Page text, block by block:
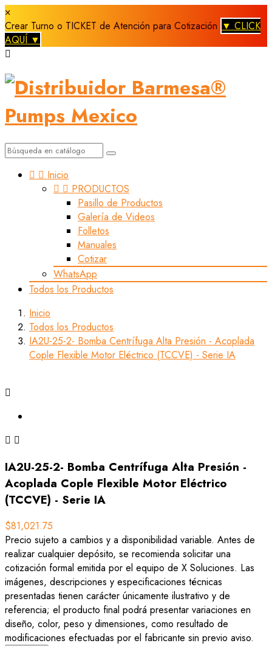
×
Crear Turno o TICKET de Atención para Cotización ▼ CLICK
AQUÍ ▼

  Inicio
  PRODUCTOS
Pasillo de Productos
Galería de Videos
Folletos
Manuales
Cotizar
WhatsApp
Todos los Productos
Inicio
Todos los Productos
IA2U-25-2- Bomba Centrífuga Alta Presión - Acoplada
Cople Flexible Motor Eléctrico (TCCVE) - Serie IA

 
IA2U-25-2- Bomba Centrífuga Alta Presión -
Acoplada Cople Flexible Motor Eléctrico
(TCCVE) - Serie IA
$81,021.75
Precio sujeto a cambios y a disponibilidad variable. Antes de
realizar cualquier depósito, se recomienda solicitar una
cotización formal emitida por el equipo de X Soluciones. Las
imágenes, descripciones y especificaciones técnicas
presentadas tienen carácter únicamente ilustrativo y de
referencia; el producto final podrá presentar variaciones en
diseño, color, peso y dimensiones, como resultado de
modificaciones efectuadas por el fabricante sin previo aviso.